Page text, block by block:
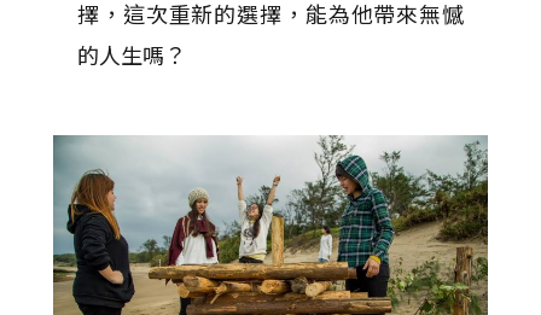
擇，這次重新的選擇，能為他帶來無憾
的人生嗎？